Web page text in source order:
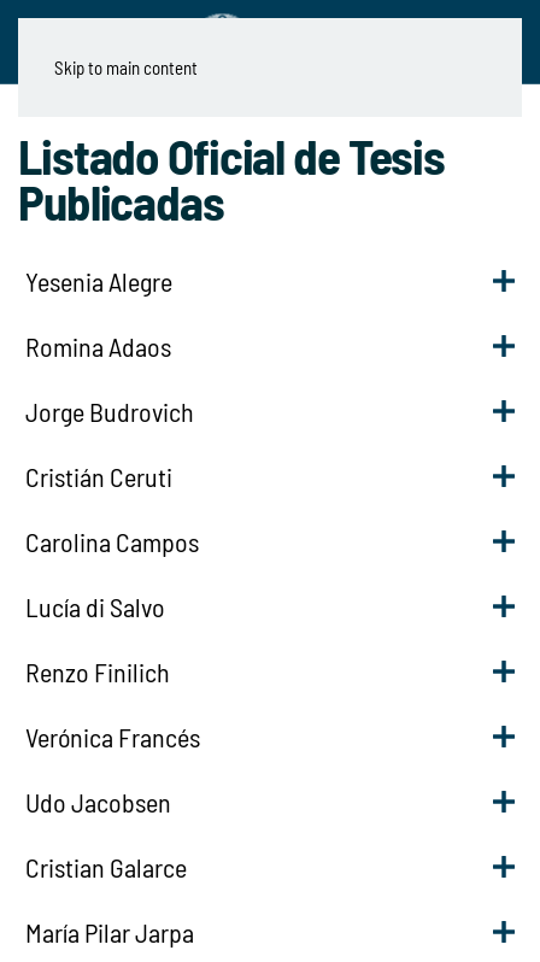
Skip to main content
Listado Oficial de Tesis
Publicadas
Yesenia Alegre
Romina Adaos
Jorge Budrovich
Cristián Ceruti
Carolina Campos
Lucía di Salvo
Renzo Finilich
Verónica Francés
Udo Jacobsen
Cristian Galarce
María Pilar Jarpa